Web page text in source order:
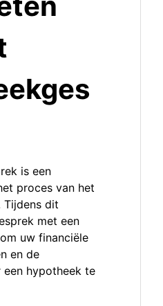
is een
proces van het
Tijdens dit
met een
uw financiële
en de
hypotheek te